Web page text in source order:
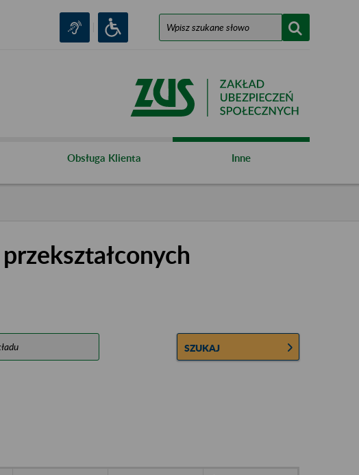
Obsługa Klienta Inne
SZUKAJ